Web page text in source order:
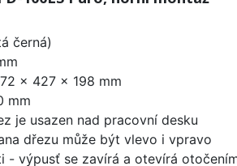
černá)
x 427 x 198 mm
mm
je usazen nad pracovní desku
dřezu může být vlevo i vpravo
- výpusť se zavírá a otevírá